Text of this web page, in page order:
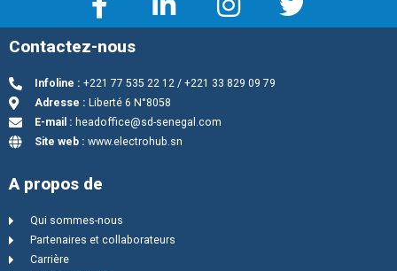
Contactez-nous
Infoline : +221 77 535 22 12 / +221 33 829 09 79
Adresse : Liberté 6 N°8058
E-mail : headoffice@sd-senegal.com
Site web : www.electrohub.sn
A propos de
Qui sommes-nous
Partenaires et collaborateurs
Carrière